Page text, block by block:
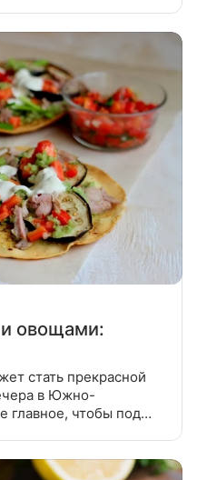
и овощами:
стать прекрасной
в Южно-
главное, чтобы под